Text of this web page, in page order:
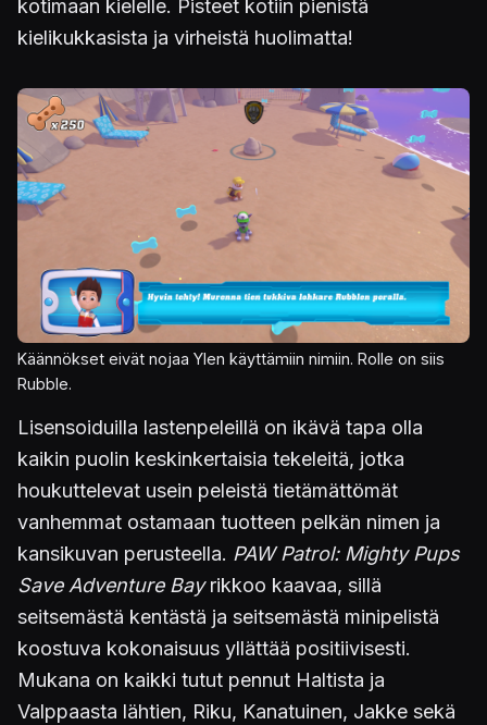
kotimaan kielelle. Pisteet kotiin pienistä
kielikukkasista ja virheistä huolimatta!
Käännökset eivät nojaa Ylen käyttämiin nimiin. Rolle on siis
Rubble.
Lisensoiduilla lastenpeleillä on ikävä tapa olla
kaikin puolin keskinkertaisia tekeleitä, jotka
houkuttelevat usein peleistä tietämättömät
vanhemmat ostamaan tuotteen pelkän nimen ja
kansikuvan perusteella. PAW Patrol: Mighty Pups
Save Adventure Bayrikkoo kaavaa, sillä
seitsemästä kentästä ja seitsemästä minipelistä
koostuva kokonaisuus yllättää positiivisesti.
Mukana on kaikki tutut pennut Haltista ja
Valppaasta lähtien, Riku, Kanatuinen, Jakke sekä